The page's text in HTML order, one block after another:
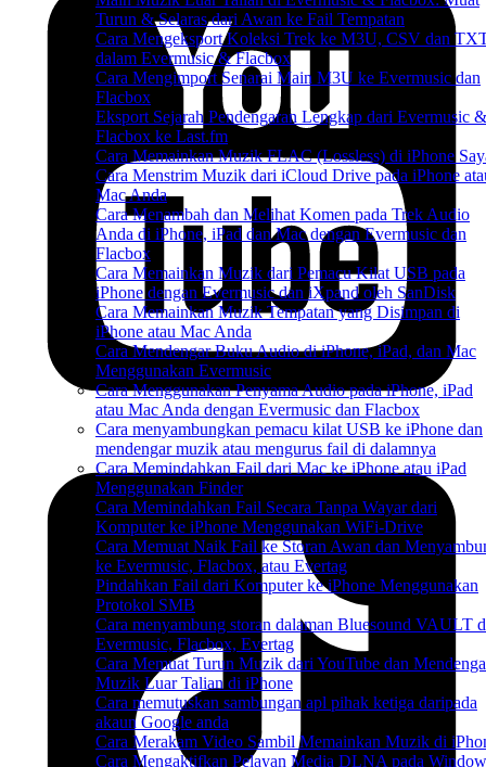
Turun & Selaras dari Awan ke Fail Tempatan
Cara Mengeksport Koleksi Trek ke M3U, CSV dan
dalam Evermusic & Flacbox
Cara Mengimport Senarai Main M3U ke Evermusic dan
Flacbox
Eksport Sejarah Pendengaran Lengkap dari Evermusic &
Flacbox ke Last.fm
Cara Memainkan Muzik FLAC (Lossless) di iPhone
Cara Menstrim Muzik dari iCloud Drive pada iPhone
Mac Anda
Cara Menambah dan Melihat Komen pada Trek Audio
Anda di iPhone, iPad dan Mac dengan Evermusic dan
Flacbox
Cara Memainkan Muzik dari Pemacu Kilat USB pada
iPhone dengan Evermusic dan iXpand oleh SanDisk
Cara Memainkan Muzik Tempatan yang Disimpan di
iPhone atau Mac Anda
Cara Mendengar Buku Audio di iPhone, iPad, dan Mac
Menggunakan Evermusic
Cara Menggunakan Penyama Audio pada iPhone, iPad
atau Mac Anda dengan Evermusic dan Flacbox
Cara menyambungkan pemacu kilat USB ke iPhone dan
mendengar muzik atau mengurus fail di dalamnya
Cara Memindahkan Fail dari Mac ke iPhone atau iPad
Menggunakan Finder
Cara Memindahkan Fail Secara Tanpa Wayar dari
Komputer ke iPhone Menggunakan WiFi-Drive
Cara Memuat Naik Fail ke Storan Awan dan
ke Evermusic, Flacbox, atau Evertag
Pindahkan Fail dari Komputer ke iPhone Menggunakan
Protokol SMB
Cara menyambung storan dalaman Bluesound VAULT
Evermusic, Flacbox, Evertag
Cara Memuat Turun Muzik dari YouTube dan
Muzik Luar Talian di iPhone
Cara memutuskan sambungan apl pihak ketiga daripada
akaun Google anda
Cara Merakam Video Sambil Memainkan Muzik di
Cara Mengaktifkan Pelayan Media DLNA pada